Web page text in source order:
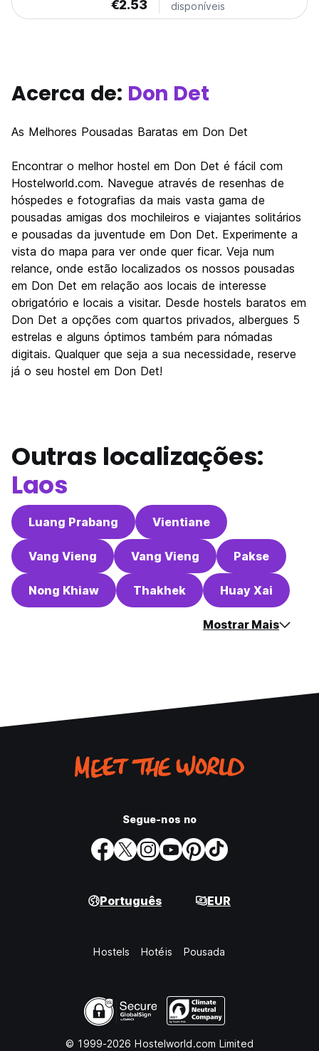
€2.53
disponíveis
Acerca de: Don Det
As Melhores Pousadas Baratas em Don Det
Encontrar o melhor hostel em Don Det é fácil com
Hostelworld.com. Navegue através de resenhas de
hóspedes e fotografias da mais vasta gama de
pousadas amigas dos mochileiros e viajantes solitários
e pousadas da juventude em Don Det. Experimente a
vista do mapa para ver onde quer ficar. Veja num
relance, onde estão localizados os nossos pousadas
em Don Det em relação aos locais de interesse
obrigatório e locais a visitar. Desde hostels baratos em
Don Det a opções com quartos privados, albergues 5
estrelas e alguns óptimos também para nómadas
digitais. Qualquer que seja a sua necessidade, reserve
já o seu hostel em Don Det!
Outras localizações:
Laos
Luang Prabang Vientiane
Vang Vieng Vang Vieng Pakse
Nong Khiaw Thakhek Huay Xai
Mostrar Mais
Segue-nos no
Português EUR
Hostels Hotéis Pousada
© 1999-2026 Hostelworld.com Limited